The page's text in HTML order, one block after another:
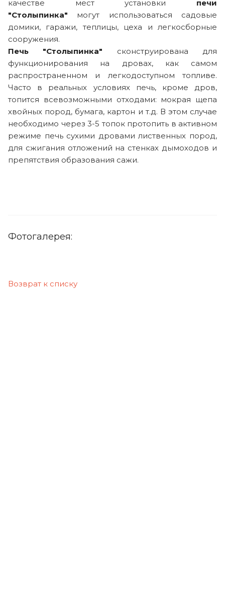
качестве мест установки печи
"Столыпинка" могут использоваться садовые
домики, гаражи, теплицы, цеха и легкосборные
сооружения.
Печь "Столыпинка" сконструирована для
функционирования на дровах, как самом
распространенном и легкодоступном топливе.
Часто в реальных условиях печь, кроме дров,
топится всевозможными отходами: мокрая щепа
хвойных пород, бумага, картон и т.д. В этом случае
необходимо через 3-5 топок протопить в активном
режиме печь сухими дровами лиственных пород,
для сжигания отложений на стенках дымоходов и
препятствия образования сажи.
Фотогалерея:
Возврат к списку